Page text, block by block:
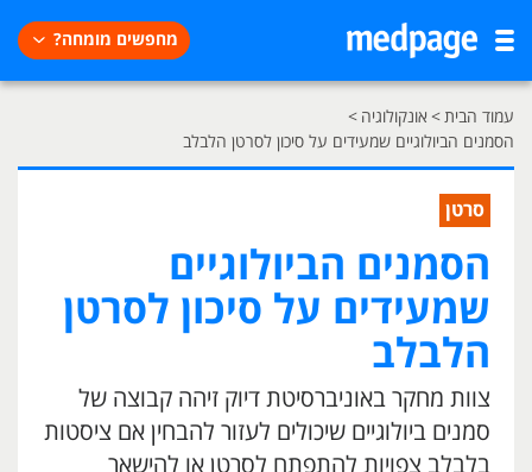
מחפשים מומחה?
עמוד הבית> אונקולוגיה >
הסמנים הביולוגיים שמעידים על סיכון לסרטן הלבלב
סרטן
הסמנים הביולוגיים
שמעידים על סיכון לסרטן
הלבלב
צוות מחקר באוניברסיטת דיוק זיהה קבוצה של
סמנים ביולוגיים שיכולים לעזור להבחין אם ציסטות
בלבלב צפויות להתפתח לסרטן או להישאר